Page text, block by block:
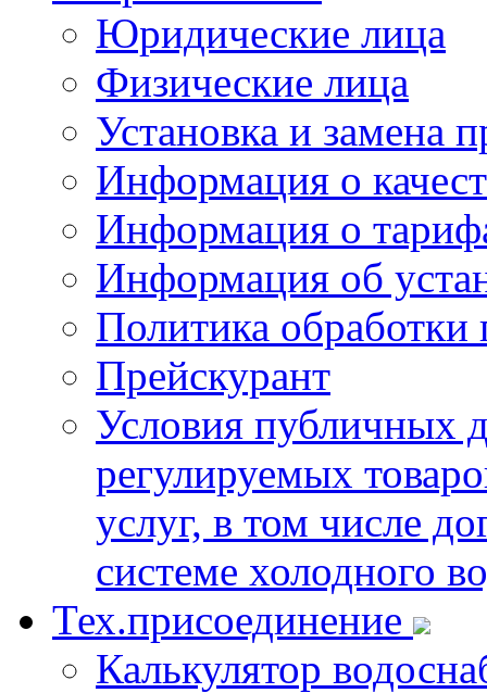
Юридические лица
Физические лица
Установка и замена
Информация о
Информация о
Информация об
Политика
Прейскурант
Условия публичных
регулируемых
услуг, в том числе
системе холодного
Тех.присоединение
Калькулятор